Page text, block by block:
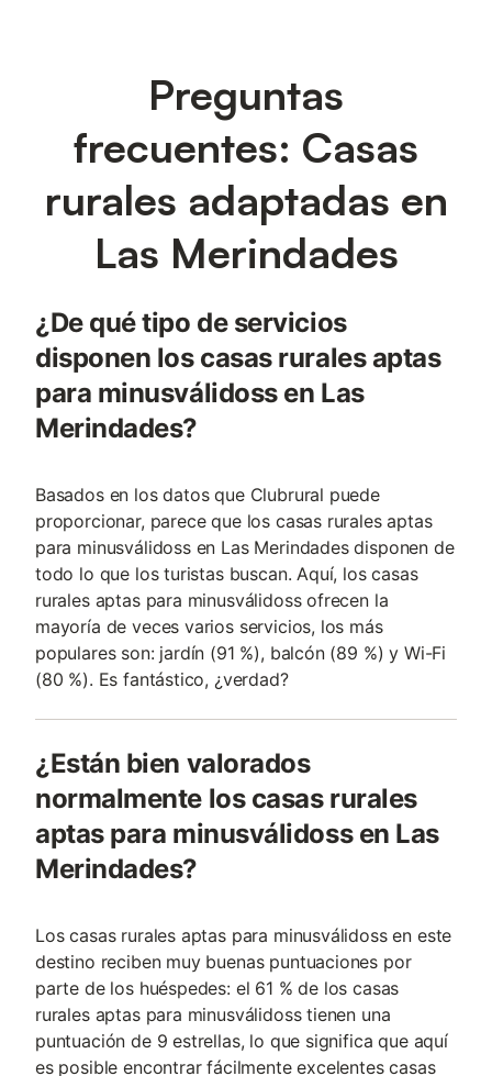
Preguntas
frecuentes: Casas
rurales adaptadas en
Las Merindades
¿De qué tipo de servicios
disponen los casas rurales aptas
para minusválidoss en Las
Merindades?
Basados en los datos que Clubrural puede
proporcionar, parece que los casas rurales aptas
para minusválidoss en Las Merindades disponen de
todo lo que los turistas buscan. Aquí, los casas
rurales aptas para minusválidoss ofrecen la
mayoría de veces varios servicios, los más
populares son: jardín (91 %), balcón (89 %) y Wi-Fi
(80 %). Es fantástico, ¿verdad?
¿Están bien valorados
normalmente los casas rurales
aptas para minusválidoss en Las
Merindades?
Los casas rurales aptas para minusválidoss en este
destino reciben muy buenas puntuaciones por
parte de los huéspedes: el 61 % de los casas
rurales aptas para minusválidoss tienen una
puntuación de 9 estrellas, lo que significa que aquí
es posible encontrar fácilmente excelentes casas